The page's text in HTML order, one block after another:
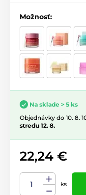
Možnosť:
Na sklade > 5 ks
Objednávky do 10. 8.
stredu 12. 8.
22,24 €
ks